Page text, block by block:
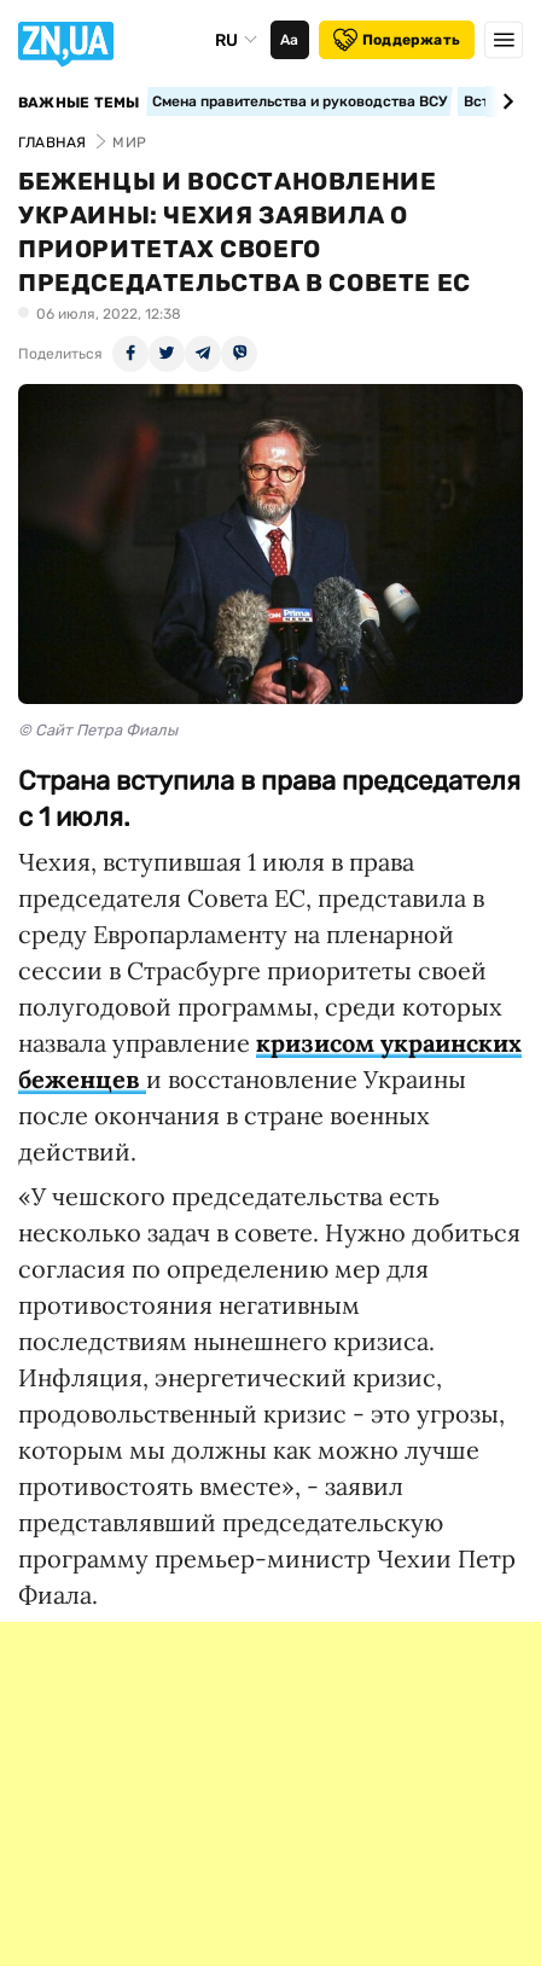
RU Аа Поддержать
ВАЖНЫЕ ТЕМЫ Смена правительства и руководства ВСУ
ГЛАВНАЯ МИР
БЕЖЕНЦЫ И ВОССТАНОВЛЕНИЕ
УКРАИНЫ: ЧЕХИЯ ЗАЯВИЛА О
ПРИОРИТЕТАХ СВОЕГО
ПРЕДСЕДАТЕЛЬСТВА В СОВЕТЕ ЕС
06 июля, 2022, 12:38
Поделиться
© Сайт Петра Фиалы
Страна вступила в права председателя
с 1 июля.
Чехия, вступившая 1 июля в права
председателя Совета ЕС, представила в
среду Европарламенту на пленарной
сессии в Страсбурге приоритеты своей
полугодовой программы, среди которых
назвала управление кризисом украинских
беженцев и восстановление Украины
после окончания в стране военных
действий.
«У чешского председательства есть
несколько задач в совете. Нужно добиться
согласия по определению мер для
противостояния негативным
последствиям нынешнего кризиса.
Инфляция, энергетический кризис,
продовольственный кризис - это угрозы,
которым мы должны как можно лучше
противостоять вместе», - заявил
представлявший председательскую
программу премьер-министр Чехии Петр
Фиала.